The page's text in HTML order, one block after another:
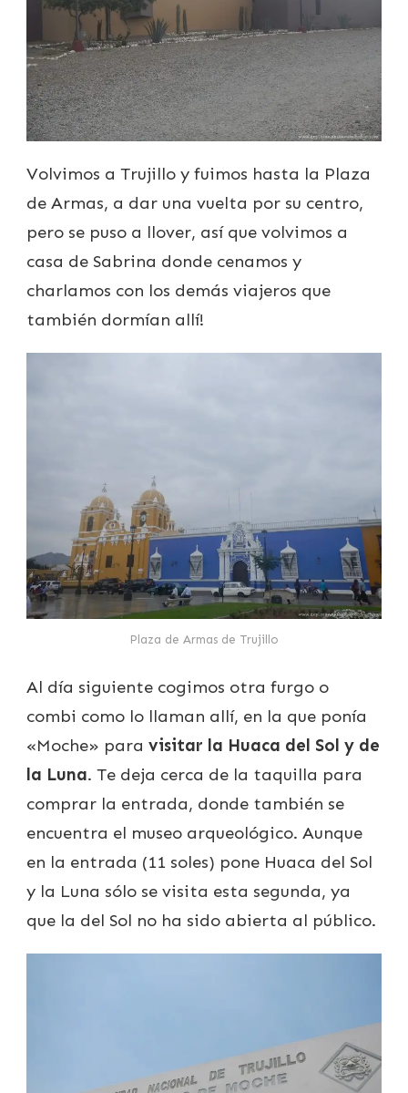
Volvimos a Trujillo y fuimos hasta la Plaza
de Armas, a dar una vuelta por su centro,
pero se puso a llover, así que volvimos a
casa de Sabrina donde cenamos y
charlamos con los demás viajeros que
también dormían allí!
Plaza de Armas de Trujillo
Al día siguiente cogimos otra furgo o
combi como lo llaman allí, en la que ponía
«Moche» para visitar la Huaca del Sol y de
la Luna. Te deja cerca de la taquilla para
comprar la entrada, donde también se
encuentra el museo arqueológico. Aunque
en la entrada (11 soles) pone Huaca del Sol
y la Luna sólo se visita esta segunda, ya
que la del Sol no ha sido abierta al público.